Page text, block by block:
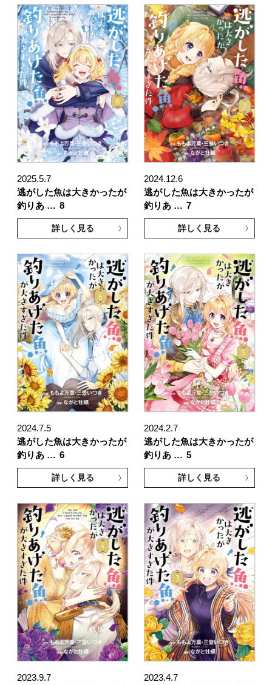
2025.5.7
逃がした魚は大きかったが
釣りあ … 8
詳しく見る
2024.12.6
逃がした魚は大きかったが
釣りあ … 7
詳しく見る
2024.7.5
逃がした魚は大きかったが
釣りあ … 6
詳しく見る
2024.2.7
逃がした魚は大きかったが
釣りあ … 5
詳しく見る
2023.9.7
2023.4.7